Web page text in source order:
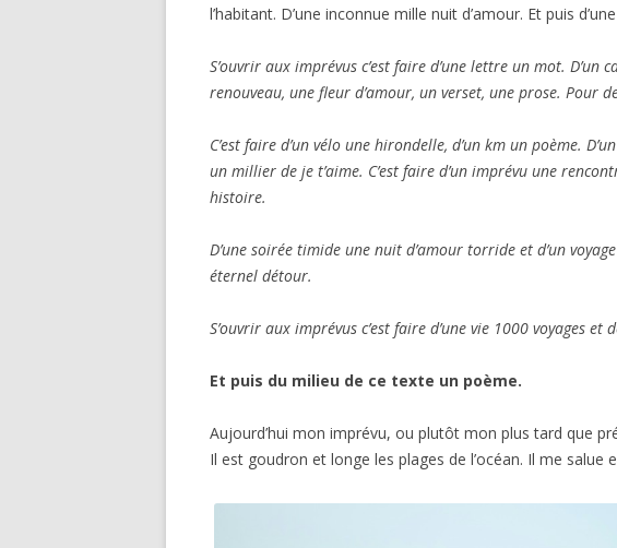
l’habitant. D’une inconnue mille nuit d’amour. Et puis
S’ouvrir aux imprévus c’est faire d’une lettre un mot. D’un
renouveau, une fleur d’amour, un verset, une prose. Pour
C’est faire d’un vélo une hirondelle, d’un km un poème.
un millier de je t’aime. C’est faire d’un imprévu une
histoire.
D’une soirée timide une nuit d’amour torride et d’un
éternel détour.
S’ouvrir aux imprévus c’est faire d’une vie 1000 voyages et
Et puis du milieu de ce texte un poème.
Aujourd’hui mon imprévu, ou plutôt mon plus tard que
Il est goudron et longe les plages de l’océan. Il me salue